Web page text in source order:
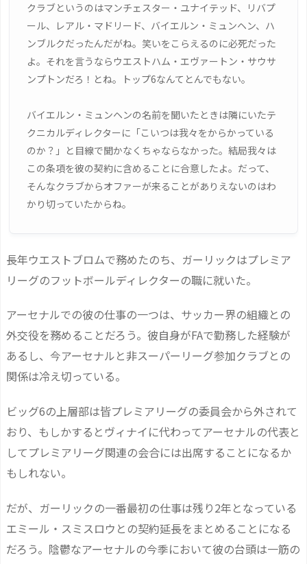
クラブというのはマンチェスター・ユナイテッド、リバプ
ール、レアル・マドリード、バイエルン・ミュンヘン、ハ
ンブルクだったんだがね。笑いをこらえるのに必死だった
よ。それを言うならウエストハム・エヴァートン・サウサ
ンプトンだろ！とね。トップ6なんてとんでもない。
バイエルン・ミュンヘンの名前を聞いたときは隣にいたテ
クニカルディレクターに「こいつは我々をからかっている
のか？」と目線で聞かなくちゃならなかった。結局我々は
この条項を彼の契約に含めることに合意したよ。だって、
そんなクラブからオファーが来ることがありえないのはわ
かり切っていたからね。
長年ウエストブロムで務めたのち、ガーリックはプレミア
リーグのフットボールディレクターの職に就いた。
アーセナルでの彼の仕事の一つは、サッカー界の組織との
外交役を務めることだろう。彼自身がFAで勤務した経験が
あるし、今アーセナルと非スーパーリーグ参加クラブとの
関係は冷え切っている。
ビッグ6の上層部は皆プレミアリーグの委員会から外されて
おり、もしかするとヴィナイに代わってアーセナルの代表と
してプレミアリーグ関連の会合には出席することになるか
もしれない。
だが、ガーリックの一番最初の仕事は残り2年となっている
エミール・スミスロウとの契約延長をまとめることになる
だろう。陰鬱なアーセナルの今季において彼の台頭は一筋の